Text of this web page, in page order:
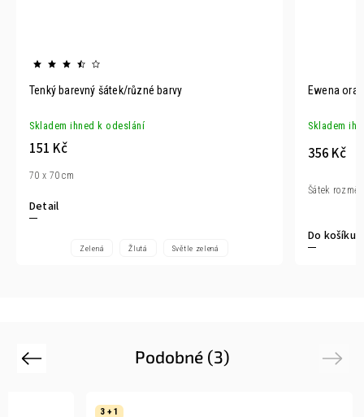
Tenký barevný šátek/různé barvy
Skladem ihned k odeslání
151 Kč
Detail
70 x 70 cm
Zelená Žlutá Světle zelená
Ewena
Skladem
356 Kč
Do košíku
Šátek
Podobné (3)
Previous
3 + 1
Next